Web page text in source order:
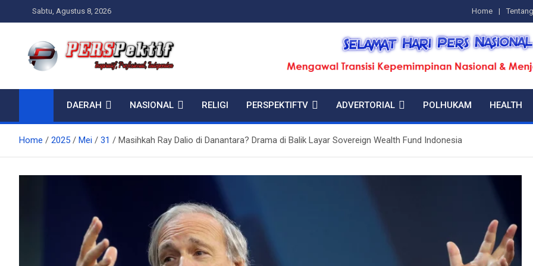
to
Sabtu, Agustus 8, 2026 Home
Perspektif.today
DAERAH NASIONAL RELIGI PERSPEKTIFTV ADVERTORIAL POLHUKAM HEALTH
Home 2025 Mei 31 Masihkah Ray Dalio di Danantara? Drama di Balik Layar Sovereign Wealth Fund Indonesia